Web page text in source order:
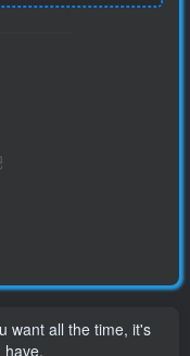
want all the time, it's
have.